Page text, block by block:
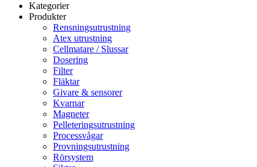
Kategorier
Produkter
Rensningsutrustning
Atex utrustning
Cellmatare / Slussar
Dosering
Filter
Fläktar
Givare & sensorer
Kvarnar
Magneter
Pelleteringsutrustning
Processvågar
Provningsutrustning
Rörsystem